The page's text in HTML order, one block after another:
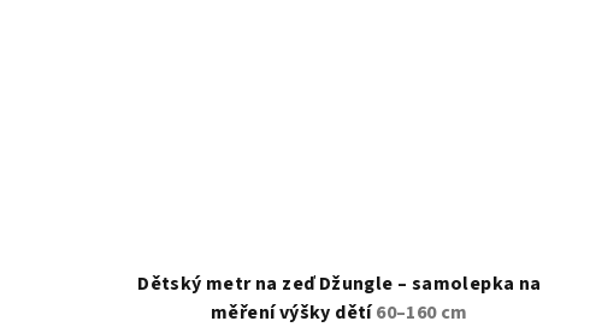
Dětský metr na zeď Džungle – samolepka na
měření výšky dětí60–160 cm